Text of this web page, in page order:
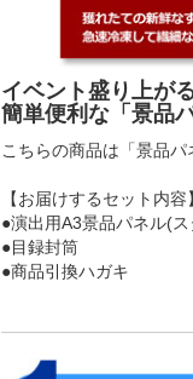
イベント盛り上が
簡単便利な「景品
こちらの商品は「景品パ
【お届けするセット内容】
●演出用A3景品パネル(
●目録封筒
●商品引換ハガキ